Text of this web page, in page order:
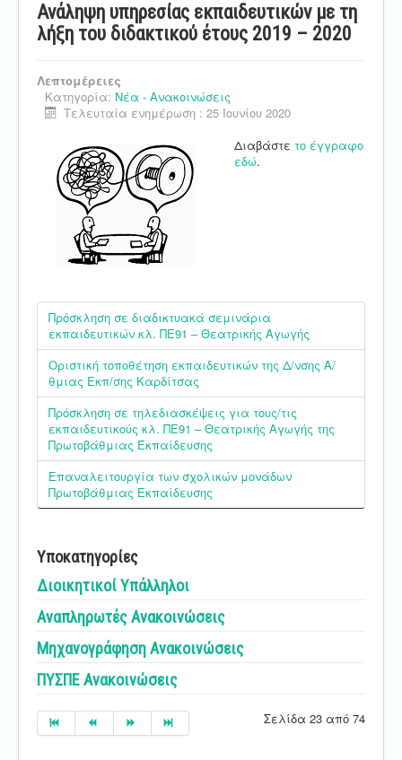
Ανάληψη υπηρεσίας εκπαιδευτικών με τη
λήξη του διδακτικού έτους 2019 – 2020
Λεπτομέρειες
Κατηγορία: Νέα - Ανακοινώσεις
Τελευταία ενημέρωση : 25 Ιουνίου 2020
Διαβάστε το έγγραφο
εδώ.
Πρόσκληση σε διαδικτυακά σεμινάρια
εκπαιδευτικών κλ. ΠΕ91 – Θεατρικής Αγωγής
Οριστική τοποθέτηση εκπαιδευτικών της Δ/νσης Α/
θμιας Εκπ/σης Kαρδίτσας
Πρόσκληση σε τηλεδιασκέψεις για τους/τις
εκπαιδευτικούς κλ. ΠΕ91 – Θεατρικής Αγωγής της
Πρωτοβάθμιας Εκπαίδευσης
Επαναλειτουργία των σχολικών μονάδων
Πρωτοβάθμιας Εκπαίδευσης
Υποκατηγορίες
Διοικητικοί Υπάλληλοι
Αναπληρωτές Ανακοινώσεις
Μηχανογράφηση Ανακοινώσεις
ΠΥΣΠΕ Ανακοινώσεις
Σελίδα 23 από 74